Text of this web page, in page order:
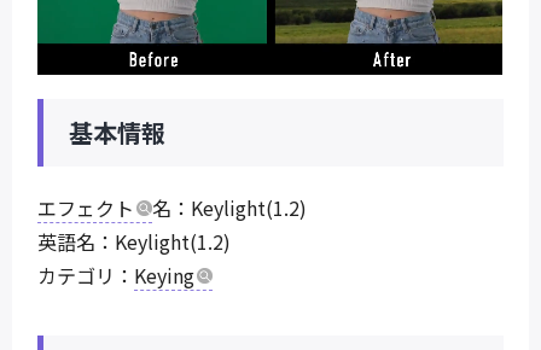
基本情報
エフェクト
名：Keylight(1.2)
英語名：Keylight(1.2)
カテゴリ： Keying